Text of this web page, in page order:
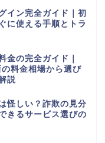
イン完全ガイド｜初
に使える手順とトラ
金の完全ガイド｜
料金相場から選び
説
怪しい？詐欺の見分
きるサービス選びの